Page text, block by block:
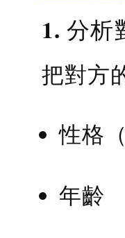
1. 分析
把對方
性格
年齡